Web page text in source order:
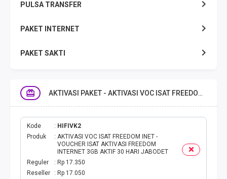
PULSA TRANSFER
PAKET INTERNET
PAKET SAKTI
EMONEY
PAKET SAKTI ALL OPT
TELEPON & SMS
PAKET SMS
AKTIVASI PAKET - AKTIVASI VOC ISAT FREEDOM INET
Kode
HIFIVK2
Produk
AKTIVASI VOC ISAT FREEDOM INET -
VOUCHER ISAT AKTIVASI FREEDOM
INTERNET 3GB AKTIF 30 HARI JABODET
Reguler
Rp 17.350
Reseller
Rp 17.050